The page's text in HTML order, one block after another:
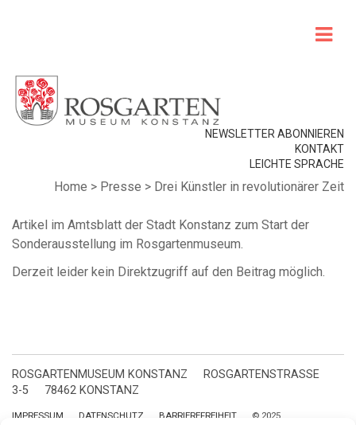
NEWSLETTER ABONNIEREN
KONTAKT
LEICHTE SPRACHE
Home > Presse > Drei Künstler in revolutionärer Zeit
Artikel im Amtsblatt der Stadt Konstanz zum Start der
Sonderausstellung im Rosgartenmuseum.
Derzeit leider kein Direktzugriff auf den Beitrag möglich.
ROSGARTENMUSEUM KONSTANZ
ROSGARTENSTRASSE
3-5
78462 KONSTANZ
IMPRESSUM DATENSCHUTZ BARRIEREFREIHEIT
© 2025